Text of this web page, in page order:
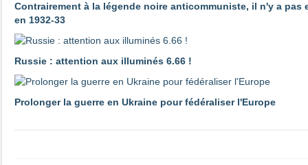
Contrairement à la légende noire anticommuniste, il n'y a pas
en 1932-33
Russie : attention aux illuminés 6.66 !
Prolonger la guerre en Ukraine pour fédéraliser l'Europe